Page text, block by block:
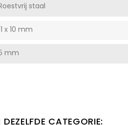
staal
x 10 mm
mm
CATEGORIE: